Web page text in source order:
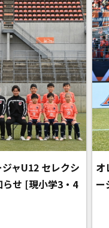
ャU12 セレクシ
らせ [現小学3・4
オ
ー